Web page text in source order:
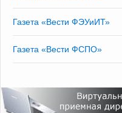
Газета «Вести ФЭУиИТ»
Газета «Вести ФСПО»